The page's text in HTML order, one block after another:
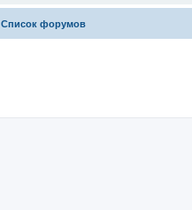
Список форумов